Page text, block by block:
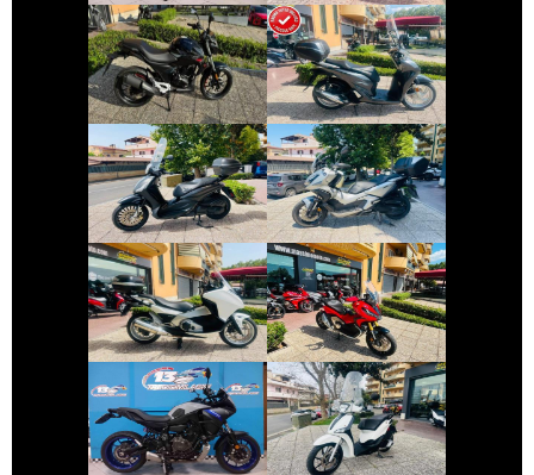
KEEWAY RKF HONDA SH
PIAGGIO
BEVERLY
€ 2.990 €
HONDA ADV-350
€ 4.490 €
HONDA INTEGRA
€ 2.990 €
HONDA X-ADV
€ 8.690 €
YAMAHA
TRACER
€ 6.390 €
PIAGGIO LIBERTY
€ 2.350 €